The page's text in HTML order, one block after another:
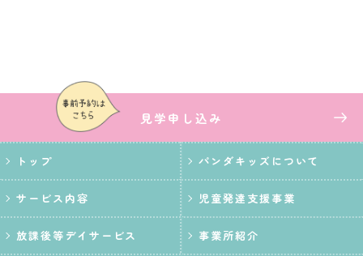
見学申し込み
トップ パンダキッズについて
サービス内容 児童発達支援事業
放課後等デイサービス 事業所紹介